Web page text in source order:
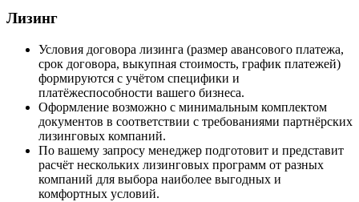
Лизинг
Условия договора лизинга (размер авансового платежа,
срок договора, выкупная стоимость, график платежей)
формируются с учётом специфики и
платёжеспособности вашего бизнеса.
Оформление возможно с минимальным комплектом
документов в соответствии с требованиями партнёрских
лизинговых компаний.
По вашему запросу менеджер подготовит и представит
расчёт нескольких лизинговых программ от разных
компаний для выбора наиболее выгодных и
комфортных условий.